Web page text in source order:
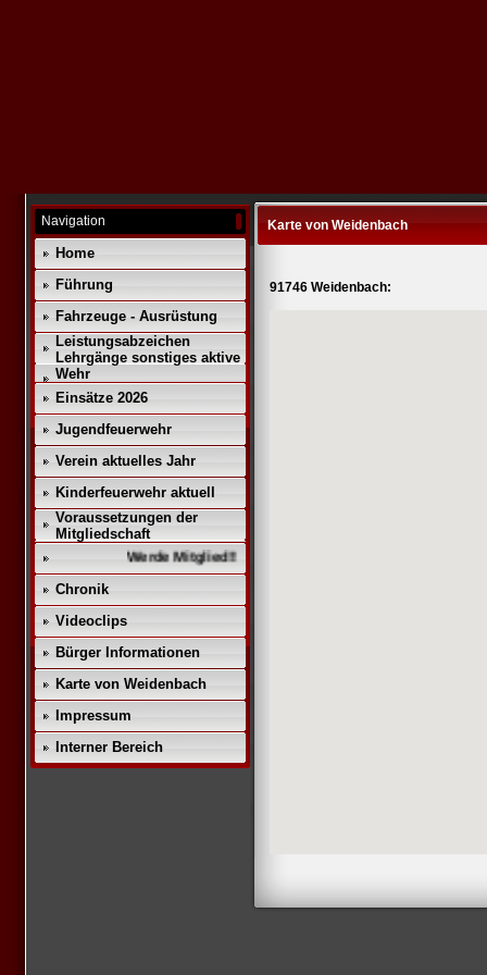
Navigation
Home
Führung
Fahrzeuge - Ausrüstung
Leistungsabzeichen
Lehrgänge sonstiges aktive
Wehr
Einsätze 2026
Jugendfeuerwehr
Verein aktuelles Jahr
Kinderfeuerwehr aktuell
Voraussetzungen der
Mitgliedschaft
Werde Mitglied!!
Chronik
Videoclips
Bürger Informationen
Karte von Weidenbach
Impressum
Interner Bereich
Karte von Weidenbach
91746 Weidenbach: